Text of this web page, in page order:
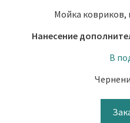
Мойка ковриков,
Нанесение
В